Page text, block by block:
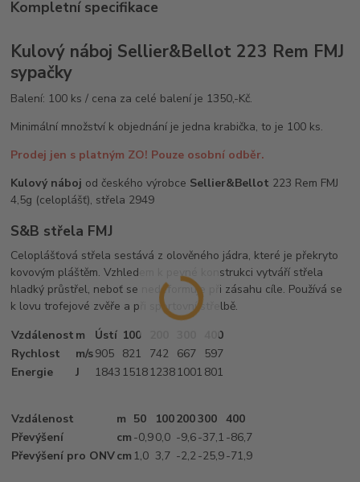
Kompletní specifikace
Kulový náboj Sellier&Bellot 223 Rem FMJ
sypačky
Balení: 100 ks / cena za celé balení je 1350,-Kč.
Minimální množství k objednání je jedna krabička, to je 100 ks.
Prodej jen s platným ZO! Pouze osobní odběr.
Kulový náboj od českého výrobce Sellier&Bellot 223 Rem FMJ
4,5g (celoplášť), střela 2949
S&B střela FMJ
Celoplášťová střela sestává z olověného jádra, které je překryto
kovovým pláštěm. Vzhledem k pevné konstrukci vytváří střela
hladký průstřel, neboť se nedeformuje při zásahu cíle. Používá se
k lovu trofejové zvěře a při sportovní střelbě.
Vzdálenost m Ústí 100
400
Rychlost
m/s905 821 742 667
597
Energie
J 1843 151812381001 801
Vzdálenost m 50 100200300 400
Převýšení
cm -0,90,0 -9,6-37,1 -86,7
Převýšení pro ONVcm 1,0 3,7 -2,2-25,9-71,9